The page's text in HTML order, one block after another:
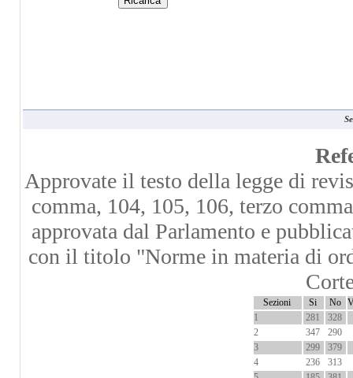
Approvate il testo della legge di
comma, 104, 105, 106, terzo
approvata dal Parlamento e
con il titolo "Norme in materia di
Sezioni Si No
1
281
328
2
347
290
3
299
379
4
236
313